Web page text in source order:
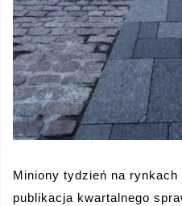
Miniony tydzień na
publikacja kwartalnego